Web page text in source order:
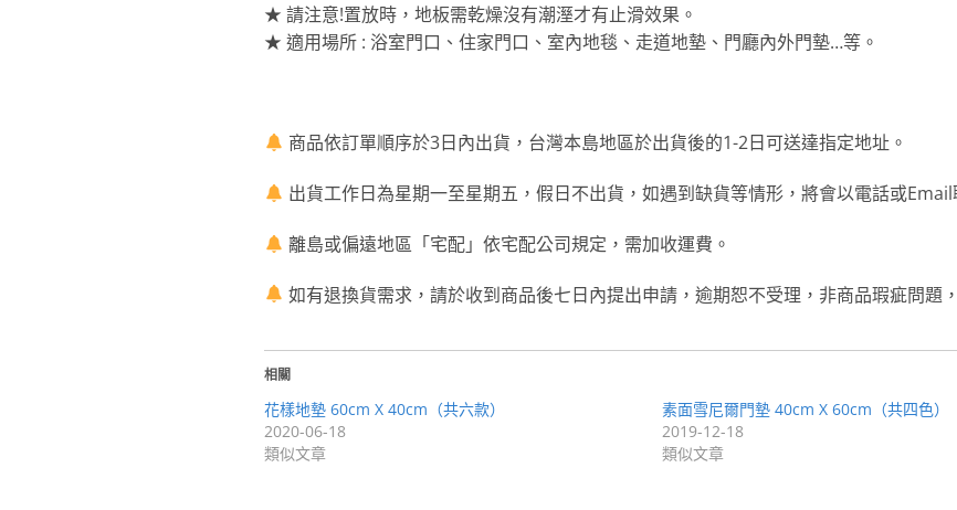
★ 請注意!置放時，地板需乾燥沒有潮溼才有止滑效果。
★ 適用場所 : 浴室門口、住家門口、室內地毯、走道地墊、門廳內外門墊…等。
商品依訂單順序於3日內出貨，台灣本島地區於出貨後的1-2日可送達指定地址。
出貨工作日為星期一至星期五，假日不出貨，如遇到缺貨等情形，將會以電話或Email
離島或偏遠地區「宅配」依宅配公司規定，需加收運費。
如有退換貨需求，請於收到商品後七日內提出申請，逾期恕不受理，非商品瑕疵問題
相關
花樣地墊 60cm X 40cm（共六款）
2020-06-18
類似文章
素面雪尼爾門墊 40cm X 60cm（共四色）
2019-12-18
類似文章